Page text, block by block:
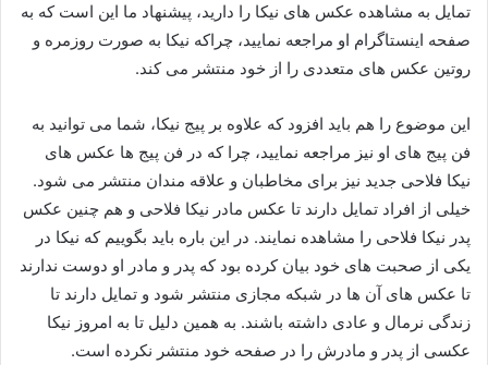
تمایل به مشاهده عکس های نیکا را دارید، پیشنهاد ما این است که به
صفحه اینستاگرام او مراجعه نمایید، چراکه نیکا به صورت روزمره و
روتین عکس‌ های متعددی را از خود منتشر می کند.
این موضوع را هم باید افزود که علاوه بر پیج نیکا، شما می‌ توانید به
فن پیج های او نیز مراجعه نمایید، چرا که در فن پیج ها عکس های
نیکا فلاحی جدید نیز برای مخاطبان و علاقه مندان منتشر می‌ شود.
خیلی از افراد تمایل دارند تا عکس مادر نیکا فلاحی و هم چنین عکس
پدر نیکا فلاحی را مشاهده نمایند. در این باره باید بگوییم که نیکا در
یکی از صحبت های خود بیان کرده بود که پدر و مادر او دوست ندارند
تا عکس های آن ها در شبکه مجازی منتشر شود و تمایل دارند تا
زندگی نرمال و عادی داشته باشند. به همین دلیل تا به امروز نیکا
عکسی از پدر و مادرش را در صفحه خود منتشر نکرده است.